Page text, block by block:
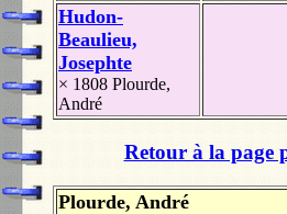
Hudon-
Beaulieu,
Josephte
× 1808 Plourde,
André
Retour à la page
Plourde, André